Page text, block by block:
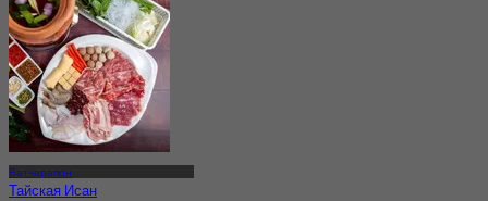
Ватчарапон
Тайская Исан